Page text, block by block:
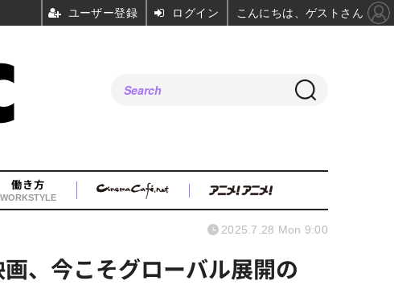
働き方
WORKSTYLE
、今こそグローバル展開の
2025.7.28 Mon 9:00
ユーザー登録 ログイン こんにちは、ゲストさん